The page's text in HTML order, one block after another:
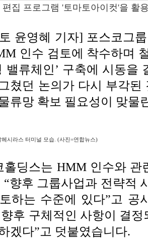
집 프로그램 '토마토아이컷'을 활
윤영혜 기자] 포스코그
인수 검토에 착수하며
밸류체인’ 구축에 시동을
그쳤던 논의가 다시 부각
류망 확보 필요성이 맞물
헤시라스 터미널 모습. (사진=연합뉴스)
홀딩스는 HMM 인수와 관
“향후 그룹사업과 전략적
하는 수준에 있다”고 공
후 구체적인 사항이 결
겠다”고 덧붙였습니다.